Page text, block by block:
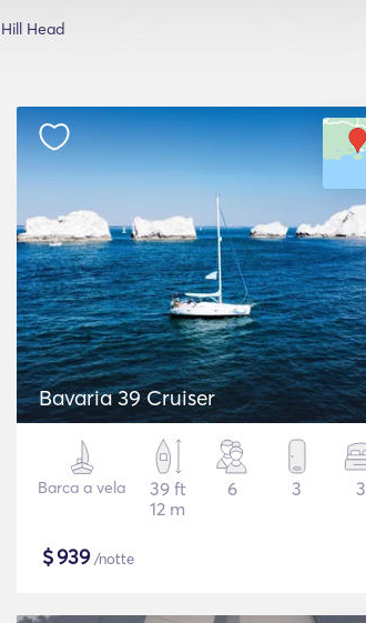
Hill Head
Bavaria 39 Cruiser
Barca a vela
39 ft
12 m
6 3 3
$939/notte